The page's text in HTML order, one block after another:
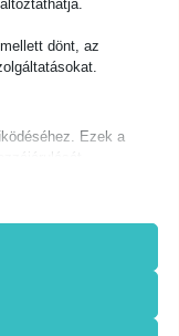
09-17 óráig
dönt, az
Ezek a
például, de nem